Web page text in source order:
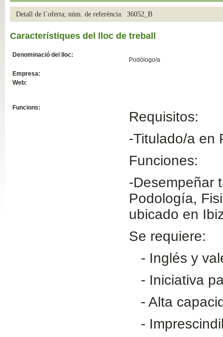
Slide01
Detall de l´oferta; núm. de referència: 36052_B
Característiques del lloc de treball
Denominació del lloc:
Podólogo/a
Empresa:
Web:
Funcions:
Requisitos:
-Titulado/a en
Funciones:
-Desempeñar
Podología,
ubicado en
Se requiere:
- Inglés y
- Iniciativa
- Alta
-